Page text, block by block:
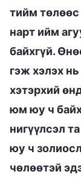
тийм төлөөс
нарт ийм
байхгүй.
гэж хэлэх
хэтэрхий
юм юу ч
нигүүлсэл
юу ч
чөлөөтэй